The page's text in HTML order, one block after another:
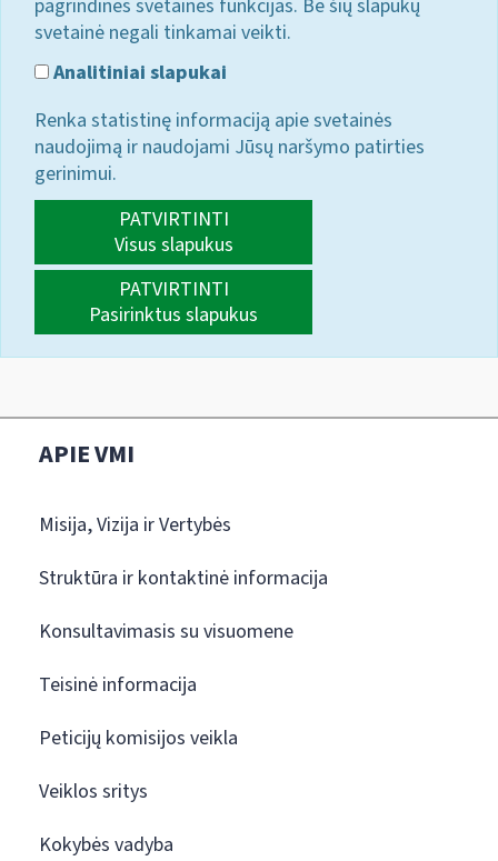
pagrindines svetainės funkcijas. Be šių slapukų
svetainė negali tinkamai veikti.
Analitiniai slapukai
Renka statistinę informaciją apie svetainės
naudojimą ir naudojami Jūsų naršymo patirties
gerinimui.
PATVIRTINTI
Visus slapukus
PATVIRTINTI
Pasirinktus slapukus
APIE VMI
Misija, Vizija ir Vertybės
Struktūra ir kontaktinė informacija
Konsultavimasis su visuomene
Teisinė informacija
Peticijų komisijos veikla
Veiklos sritys
Kokybės vadyba